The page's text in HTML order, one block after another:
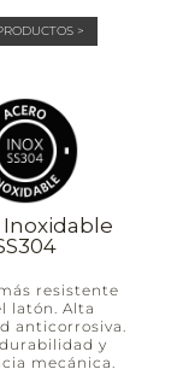
>
resistente
latón. Alta
anticorrosiva.
y
mecánica.